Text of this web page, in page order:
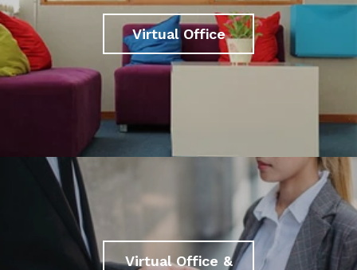
Virtual Office
Virtual Office &